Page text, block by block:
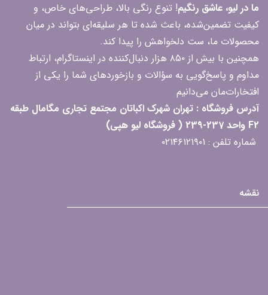
ما در لیو، عاشق رنگیم! تنوع رنگی بالا، طراحی‌های خاص، و
کیفیت تضمین‌شده، باعث شده تا هر سلیقه‌ای بتواند در میان
محصولات ما، ست دلخواهش را پیدا کند.
همچنین با بیش از ۸۵۰ هزار دنبال‌کننده در اینستاگرام، ارتباط
مداوم و پاسخ‌گویی به سؤالات و بازخوردهای شما را یکی از
افتخارات‌مان می‌دانیم
آدرس فروشگاه : تهران شهرک اکباتان مجتمع تجاری مگامال طبقه
F2 واحد 237-239 ( فروشگاه لیو هپی)
شماره تلفن : ۰۲۱۴۶۱۲۱۹۰۱
نقشه